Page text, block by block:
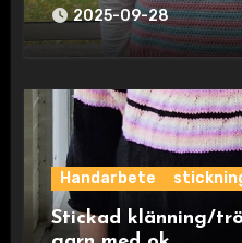
2025-09-28
Handarbete
Stickad klänning/